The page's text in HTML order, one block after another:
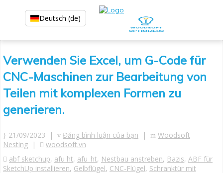
Verwenden Sie Excel, um G-Code für
CNC-Maschinen zur Bearbeitung von
Teilen mit komplexen Formen zu
generieren.
21/09/2023 | Đăng bình luận của bạn |
Woodsoft
Nesting |
woodsoft.vn
abf sketchup, afu ht, afu_ht, Nestbau anstreben, Bazis, ABF für
SketchUp installieren, Gelbflügel, CNC-Flügel, Schranktür mit
Deutsch (de)